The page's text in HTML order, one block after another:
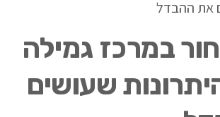
את ההבדל
במרכז גמילה
שעושים